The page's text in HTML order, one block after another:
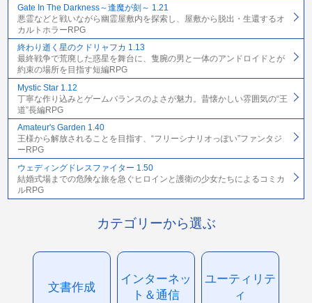
Gate In The Darkness～逢魔が刻～ 1.21
悪霊などと戦いながら幽霊屋敷内を探索し、屋敷から脱出・生還するオ
カルトホラーRPG
終わり逝く星のクドリャフカ 1.13
最終戦争で荒廃した惑星を舞台に、隻腕の男と一体のアンドロイドとが
約束の場所を目指す短編RPG
Mystic Star 1.12
丁寧な作り込みとゲームバランスのよさが魅力。昔懐かしい雰囲気の“王
道”長編RPG
Amateur's Garden 1.40
王様から解放されることを目指す、“フリーシナリオっぽい”ファンタジ
ーRPG
ウェディングドレスファイター 1.50
結婚式場までの危険な旅を急ぐヒロインと護衛の少女たちによるコミカ
ルRPG
カテゴリーから選ぶ
文書作成
インターネッ
ト＆通信
ユーティリテ
ィ